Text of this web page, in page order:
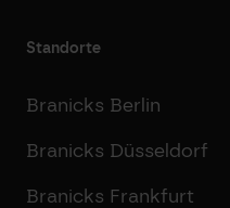
Standorte
Branicks Berlin
Branicks Düsseldorf
Branicks Frankfurt